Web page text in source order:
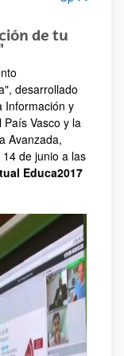
de tu
desarrollado
Información y
País Vasco y la
Avanzada,
de junio a las
Educa2017